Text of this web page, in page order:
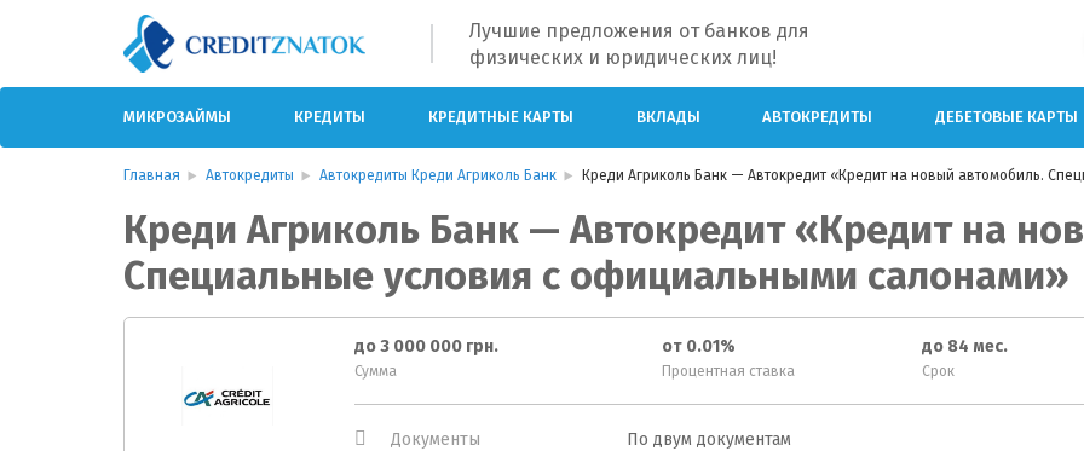
Лучшие предложения от банков для
физических и юридических лиц!
МИКРОЗАЙМЫ КРЕДИТЫ КРЕДИТНЫЕ КАРТЫ ВКЛАДЫ АВТОКРЕДИТЫ ДЕБЕТОВЫЕ КАРТЫ
Главная Автокредиты Автокредиты Креди Агриколь Банк Креди Агриколь Банк — Автокредит «Кредит на новый автомобиль.
Креди Агриколь Банк — Автокредит «Кредит на
Специальные условия с официальными салонами»
до 3 000 000 грн.
Сумма
от 0.01%
Процентная ставка
до 84 мес.
Срок
Документы
По двум документам